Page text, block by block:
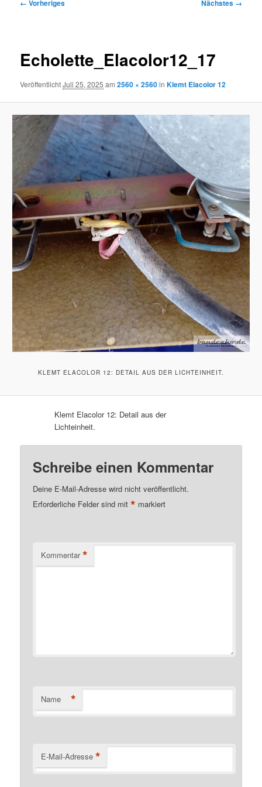
← Vorheriges Nächstes →
Echolette_Elacolor12_17
VeröffentlichtJuli 25, 2025 am2560 × 2560inKlemt Elacolor 12
KLEMT ELACOLOR 12: DETAIL AUS DER LICHTEINHEIT.
Klemt Elacolor 12: Detail aus der
Lichteinheit.
Schreibe einen Kommentar
Deine E-Mail-Adresse wird nicht veröffentlicht.
Erforderliche Felder sind mit* markiert
Kommentar *
Name *
E-Mail-Adresse *